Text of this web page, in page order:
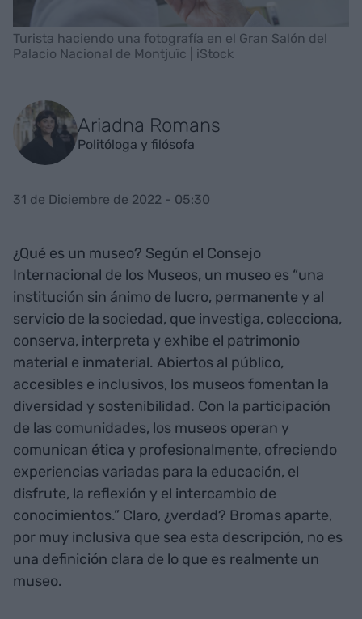
Turista haciendo una fotografía en el Gran Salón del
Palacio Nacional de Montjuïc | iStock
Ariadna Romans
Politóloga y filósofa
31 de Diciembre de 2022 - 05:30
¿Qué es un museo? Según el Consejo
Internacional de los Museos, un museo es “una
institución sin ánimo de lucro, permanente y al
servicio de la sociedad, que investiga, colecciona,
conserva, interpreta y exhibe el patrimonio
material e inmaterial. Abiertos al público,
accesibles e inclusivos, los museos fomentan la
diversidad y sostenibilidad. Con la participación
de las comunidades, los museos operan y
comunican ética y profesionalmente, ofreciendo
experiencias variadas para la educación, el
disfrute, la reflexión y el intercambio de
conocimientos.” Claro, ¿verdad? Bromas aparte,
por muy inclusiva que sea esta descripción, no es
una definición clara de lo que es realmente un
museo.